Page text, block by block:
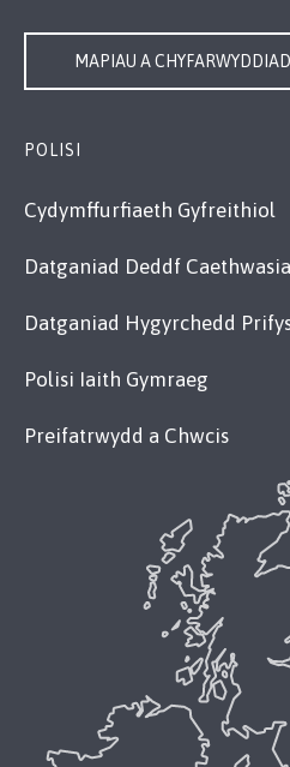
MAPIAU A
POLISI
Cydymffurfiaeth Gyfreithiol
Datganiad Deddf
Datganiad Hygyrchedd
Polisi Iaith Gymraeg
Preifatrwydd a Chwcis